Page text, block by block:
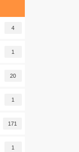
4
1
20
1
171
1